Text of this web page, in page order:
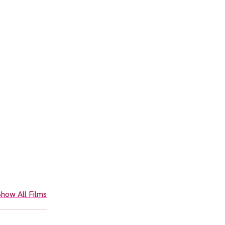
All Films